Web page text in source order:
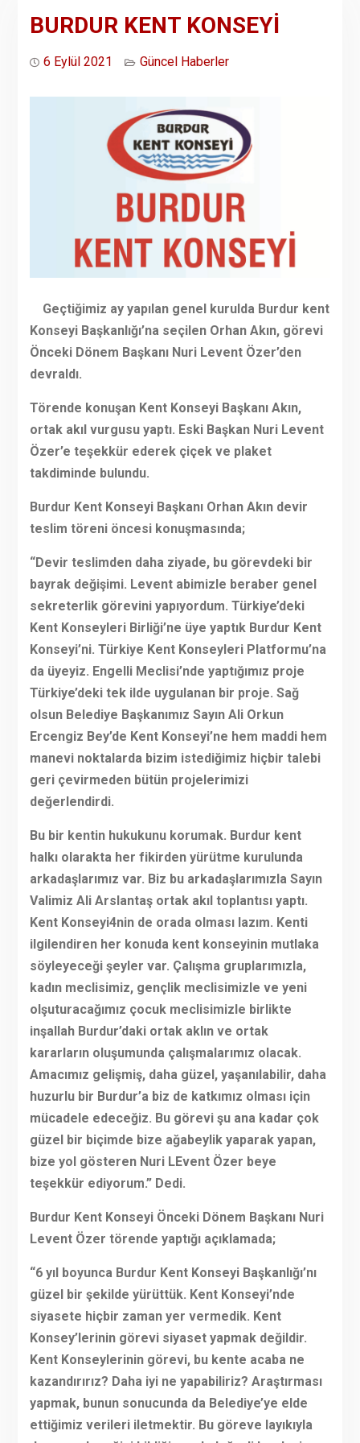
BURDUR KENT KONSEYİ
6 Eylül 2021 Güncel Haberler
Geçtiğimiz ay yapılan genel kurulda Burdur kent
Konseyi Başkanlığı’na seçilen Orhan Akın, görevi
Önceki Dönem Başkanı Nuri Levent Özer’den
devraldı.
Törende konuşan Kent Konseyi Başkanı Akın,
ortak akıl vurgusu yaptı. Eski Başkan Nuri Levent
Özer’e teşekkür ederek çiçek ve plaket
takdiminde bulundu.
Burdur Kent Konseyi Başkanı Orhan Akın devir
teslim töreni öncesi konuşmasında;
“Devir teslimden daha ziyade, bu görevdeki bir
bayrak değişimi. Levent abimizle beraber genel
sekreterlik görevini yapıyordum. Türkiye’deki
Kent Konseyleri Birliği’ne üye yaptık Burdur Kent
Konseyi’ni. Türkiye Kent Konseyleri Platformu’na
da üyeyiz. Engelli Meclisi’nde yaptığımız proje
Türkiye’deki tek ilde uygulanan bir proje. Sağ
olsun Belediye Başkanımız Sayın Ali Orkun
Ercengiz Bey’de Kent Konseyi’ne hem maddi hem
manevi noktalarda bizim istediğimiz hiçbir talebi
geri çevirmeden bütün projelerimizi
değerlendirdi.
Bu bir kentin hukukunu korumak. Burdur kent
halkı olarakta her fikirden yürütme kurulunda
arkadaşlarımız var. Biz bu arkadaşlarımızla Sayın
Valimiz Ali Arslantaş ortak akıl toplantısı yaptı.
Kent Konseyi4nin de orada olması lazım. Kenti
ilgilendiren her konuda kent konseyinin mutlaka
söyleyeceği şeyler var. Çalışma gruplarımızla,
kadın meclisimiz, gençlik meclisimizle ve yeni
olşuturacağımız çocuk meclisimizle birlikte
inşallah Burdur’daki ortak aklın ve ortak
kararların oluşumunda çalışmalarımız olacak.
Amacımız gelişmiş, daha güzel, yaşanılabilir, daha
huzurlu bir Burdur’a biz de katkımız olması için
mücadele edeceğiz. Bu görevi şu ana kadar çok
güzel bir biçimde bize ağabeylik yaparak yapan,
bize yol gösteren Nuri LEvent Özer beye
teşekkür ediyorum.” Dedi.
Burdur Kent Konseyi Önceki Dönem Başkanı Nuri
Levent Özer törende yaptığı açıklamada;
“6 yıl boyunca Burdur Kent Konseyi Başkanlığı’nı
güzel bir şekilde yürüttük. Kent Konseyi’nde
siyasete hiçbir zaman yer vermedik. Kent
Konsey’lerinin görevi siyaset yapmak değildir.
Kent Konseylerinin görevi, bu kente acaba ne
kazandırırız? Daha iyi ne yapabiliriz? Araştırması
yapmak, bunun sonucunda da Belediye’ye elde
ettiğimiz verileri iletmektir. Bu göreve layıkıyla